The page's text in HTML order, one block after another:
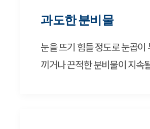
과도한 분비물
눈을 뜨기 힘들 정도로 눈곱이
끼거나 끈적한 분비물이 지속